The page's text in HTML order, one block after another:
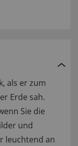
als er zum
Erde sah.
Sie die
und
leuchtend an